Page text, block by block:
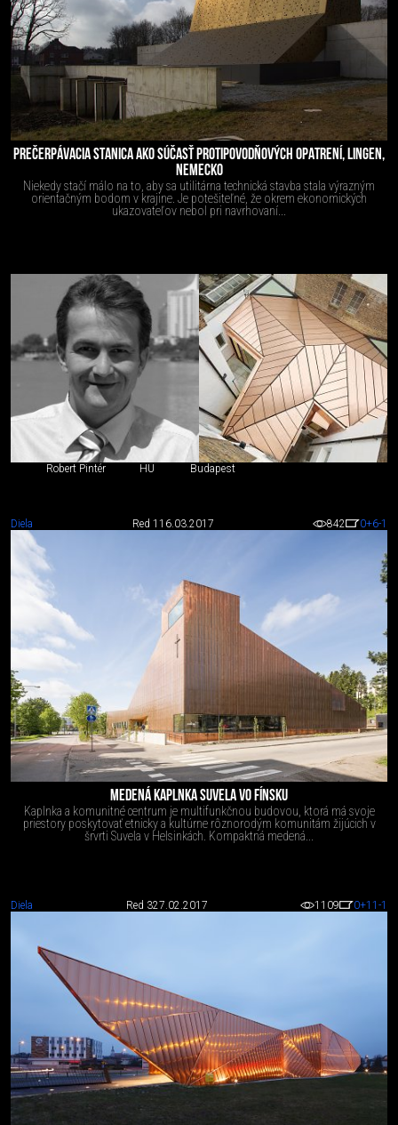
PREČERPÁVACIA STANICA AKO SÚČASŤ PROTIPOVODŇOVÝCH OPATRENÍ, LINGEN,
NEMECKO
Niekedy stačí málo na to, aby sa utilitárna technická stavba stala výrazným
orientačným bodom v krajine. Je potešiteľné, že okrem ekonomických
ukazovateľov nebol pri navrhovaní...
Robert Pintér HU Budapest
Diela Red 1 16.03.2017 842 0+6-1
MEDENÁ KAPLNKA SUVELA VO FÍNSKU
Kaplnka a komunitné centrum je multifunkčnou budovou, ktorá má svoje
priestory poskytovať etnicky a kultúrne rôznorodým komunitám žijúcich v
šrvrti Suvela v Helsinkách. Kompaktná medená...
Diela Red 327.02.2017 1109 0+11 -1